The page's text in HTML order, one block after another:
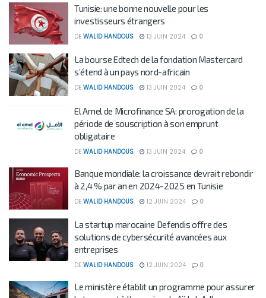
Tunisie: une bonne nouvelle pour les
investisseurs étrangers
DE WALID HANDOUS 13 JUIN 2024 0
La bourse Edtech de la fondation Mastercard
s’étend à un pays nord-africain
DE WALID HANDOUS 13 JUIN 2024 0
El Amel de Microfinance SA: prorogation de la
période de souscription à son emprunt
obligataire
DE WALID HANDOUS 13 JUIN 2024 0
Banque mondiale: la croissance devrait rebondir
à 2,4 % par an en 2024-2025 en Tunisie
DE WALID HANDOUS 12 JUIN 2024 0
La startup marocaine Defendis offre des
solutions de cybersécurité avancées aux
entreprises
DE WALID HANDOUS 12 JUIN 2024 0
Le ministère établit un programme pour assurer